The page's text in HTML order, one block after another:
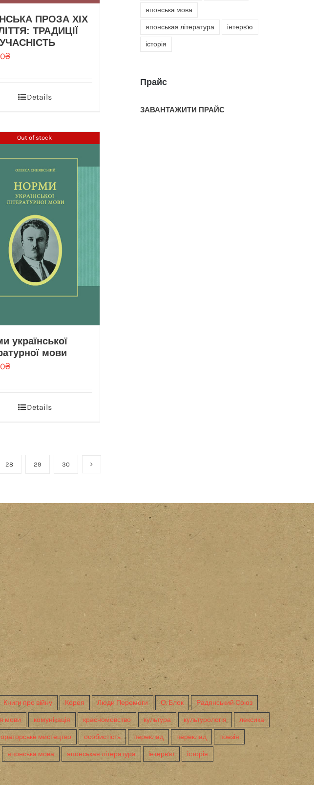
ПРОЗА XIX
ТРАДИЦІЇ
₴
Details
Out of stock
української
мови
₴
Details
28 29 30
японська мова
японськая література інтерв'ю
історія
Прайс
ЗАВАНТАЖИТИ ПРАЙС
Книги про війну Корея Люди Перемоги О. Блок Радянський Союз
мови комунікація красномовство культура культурологія лексика
ораторське мистецтво особистість переклад переклад поезія
японська мова японськая література інтерв'ю історія